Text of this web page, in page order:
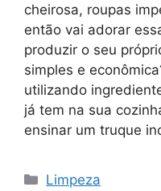
cheirosa, roupas
então vai adorar
produzir o seu
simples e
utilizando
já tem na sua
ensinar um truque
Categorias
Limpeza